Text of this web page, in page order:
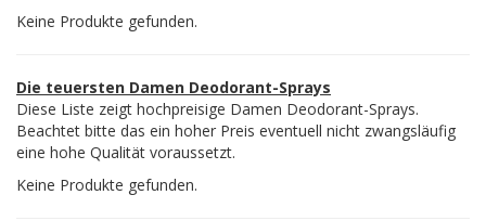
Keine Produkte gefunden.
Die teuersten Damen Deodorant-Sprays
Diese Liste zeigt hochpreisige Damen Deodorant-Sprays.
Beachtet bitte das ein hoher Preis eventuell nicht zwangsläufig
eine hohe Qualität voraussetzt.
Keine Produkte gefunden.